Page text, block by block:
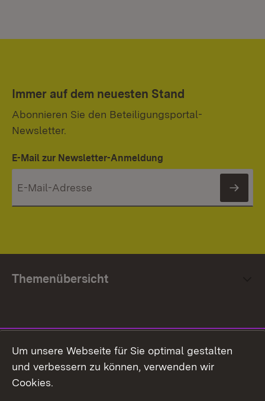
Immer auf dem neuesten Stand
Abonnieren Sie den Beteiligungsportal-
Newsletter.
E-Mail zur Newsletter-Anmeldung
Themenübersicht
Facebook
Um unsere Webseite für Sie optimal gestalten
und verbessern zu können, verwenden wir
Cookies.